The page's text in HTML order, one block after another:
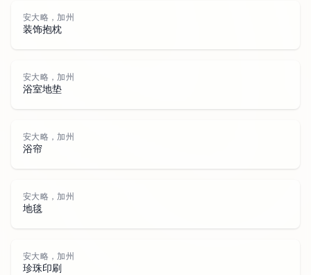
安
大
略
，
加
安大略，加州
装饰抱枕
安大略，加州
浴室地垫
安大略，加州
浴帘
安大略，加州
地毯
安大略，加州
珍珠印刷